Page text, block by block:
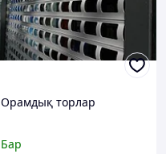
Орамдық торлар
Бар